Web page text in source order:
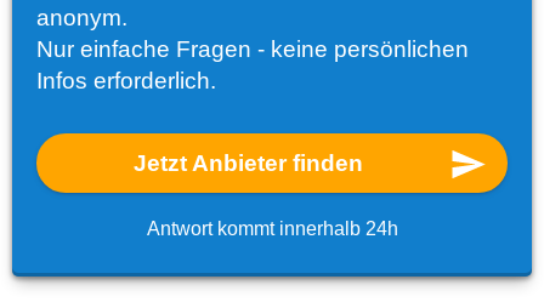
anonym.
Nur einfache Fragen - keine persönlichen
Infos erforderlich.
Jetzt Anbieter finden
Antwort kommt innerhalb 24h